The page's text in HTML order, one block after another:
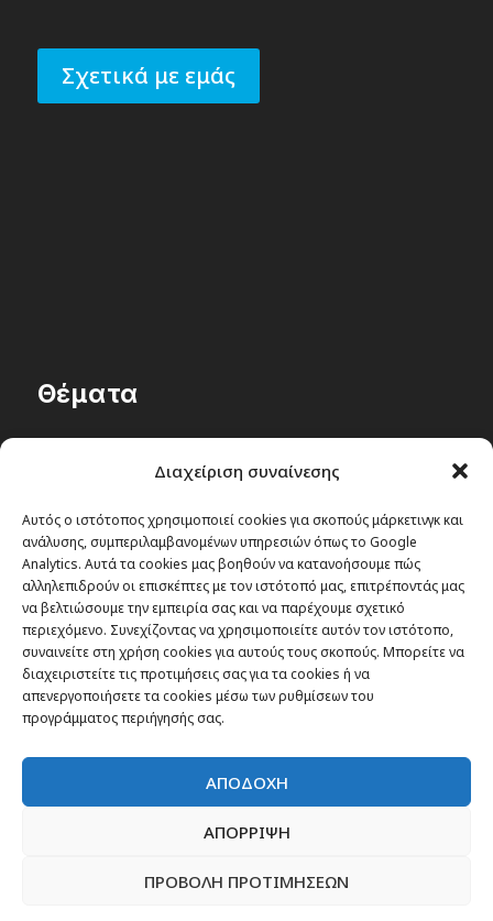
Διαχείριση συναίνεσης
Αυτός ο ιστότοπος χρησιμοποιεί cookies για σκοπούς μάρκετινγκ και
ανάλυσης, συμπεριλαμβανομένων υπηρεσιών όπως το Google
Analytics. Αυτά τα cookies μας βοηθούν να κατανοήσουμε πώς
αλληλεπιδρούν οι επισκέπτες με τον ιστότοπό μας, επιτρέποντάς μας
να βελτιώσουμε την εμπειρία σας και να παρέχουμε σχετικό
περιεχόμενο. Συνεχίζοντας να χρησιμοποιείτε αυτόν τον ιστότοπο,
συναινείτε στη χρήση cookies για αυτούς τους σκοπούς. Μπορείτε να
διαχειριστείτε τις προτιμήσεις σας για τα cookies ή να
απενεργοποιήσετε τα cookies μέσω των ρυθμίσεων του
προγράμματος περιήγησής σας.
ΑΠΟΔΟΧΗ
ΑΠΟΡΡΙΨΗ
ΠΡΟΒΟΛΗ ΠΡΟΤΙΜΗΣΕΩΝ
Σχετικά με εμάς
Θέματα
Passenger στον κόσμο
TRAVEL NEWS
Οργάνωσε το ταξίδι σου
CITY and CULTURE
Newsletter